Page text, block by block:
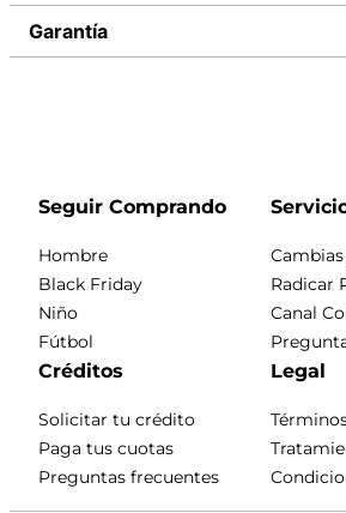
Garantía
Seguir Comprando
Hombre
Black Friday
Niño
Fútbol
Radicar
Canal
Créditos
Solicitar tu crédito
Paga tus cuotas
Preguntas frecuentes
Legal